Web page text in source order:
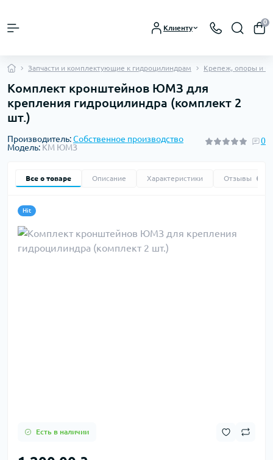
Клиенту
0
Запчасти и комплектующие к гидроцилиндрам Крепеж, опоры и
Комплект кронштейнов ЮМЗ для
крепления гидроцилиндра (комплект 2
шт.)
Производитель:Собственное производство
Модель: КМ ЮМЗ
0
Все о товаре Описание Характеристики Отзывы
Hit
Есть в наличии